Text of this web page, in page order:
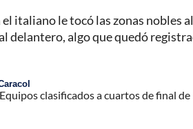
italiano le tocó las zonas nobles
delantero, algo que quedó
Equipos clasificados a cuartos de final